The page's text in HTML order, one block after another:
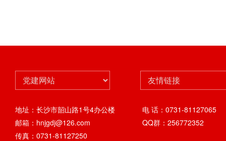
地址：长沙市韶山路1号4办公楼
电 话：0731-81127065
邮箱：hnjgdj@126.com
QQ群：256772352
传真：0731-81127250